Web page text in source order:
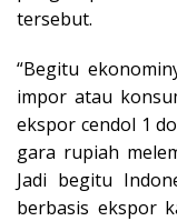
tersebut.
“Begitu
impor atau
ekspor cendol 1
gara rupiah
Jadi begitu
berbasis ekspor